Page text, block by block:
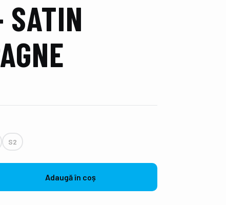
SATIN
S2
Adaugă în coș